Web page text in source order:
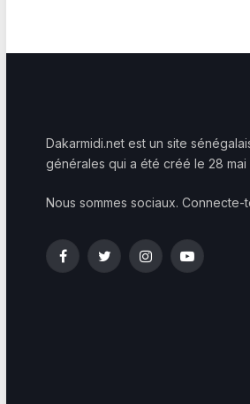
Dakarmidi.net est un site
générales qui a été créé le 28 mai
Nous sommes sociaux. Connecte-
FacebookTwitterInstagramYouTube